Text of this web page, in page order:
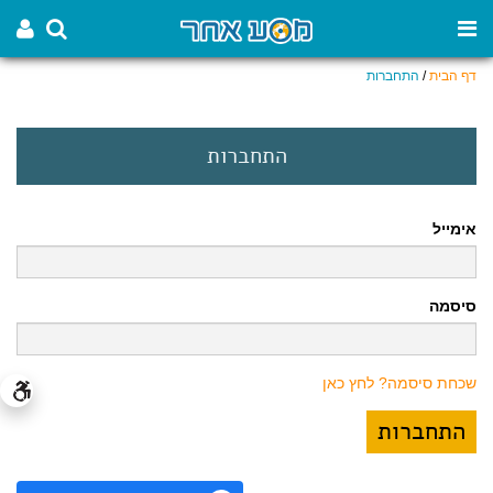
דף הבית/ התחברות
התחברות
אימייל
סיסמה
שכחת סיסמה? לחץ כאן